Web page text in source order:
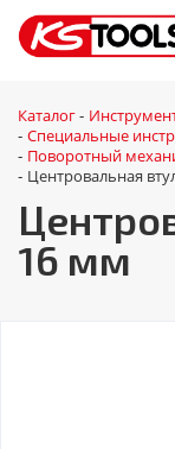
Каталог -
- Специальные
- Поворотный
- Центровальная
16 мм